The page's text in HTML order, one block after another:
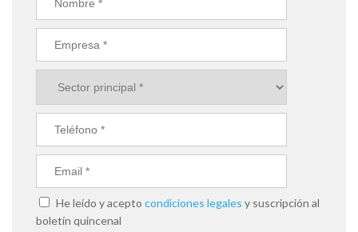
He leído y acepto condiciones legales y suscripción al
boletín quincenal